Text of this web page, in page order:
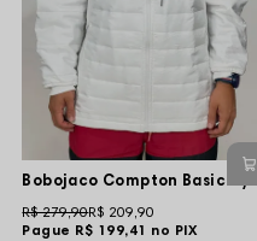
Pague R$ 199,41 no PIX
R$ 279,90R$ 209,90